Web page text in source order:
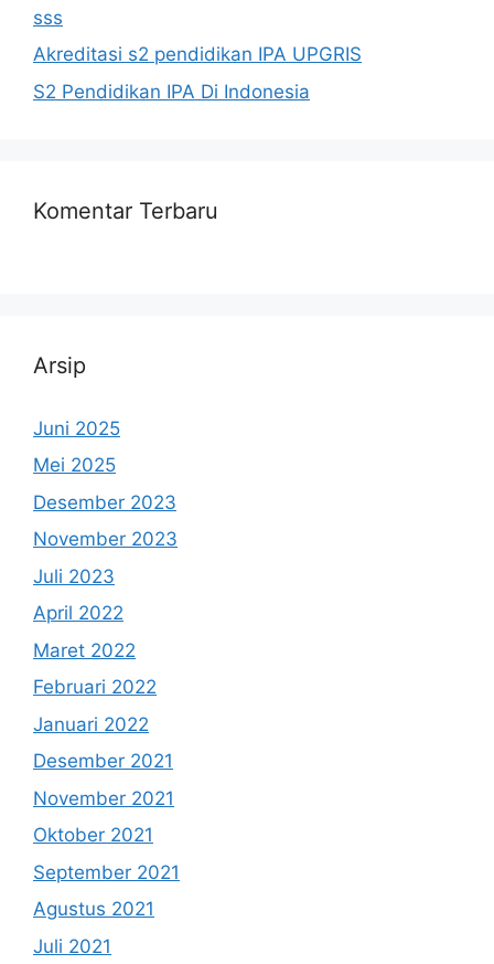
sss
Akreditasi s2 pendidikan IPA UPGRIS
S2 Pendidikan IPA Di Indonesia
Komentar Terbaru
Arsip
Juni 2025
Mei 2025
Desember 2023
November 2023
Juli 2023
April 2022
Maret 2022
Februari 2022
Januari 2022
Desember 2021
November 2021
Oktober 2021
September 2021
Agustus 2021
Juli 2021